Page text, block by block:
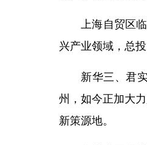
上海自贸区
兴产业领域，总投
新华三、君
州，如今正加大
新策源地。